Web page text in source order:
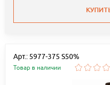
Арт.: 5977-375 S50%
Товар в наличии